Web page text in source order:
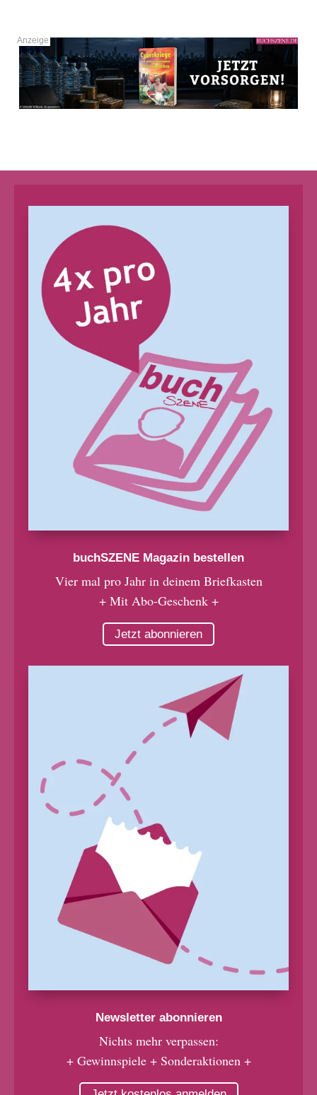
buchSZENE Magazin bestellen
Vier mal pro Jahr in deinem Briefkasten
+ Mit Abo-Geschenk +
Jetzt abonnieren
Newsletter abonnieren
Nichts mehr verpassen:
+ Gewinnspiele + Sonderaktionen +